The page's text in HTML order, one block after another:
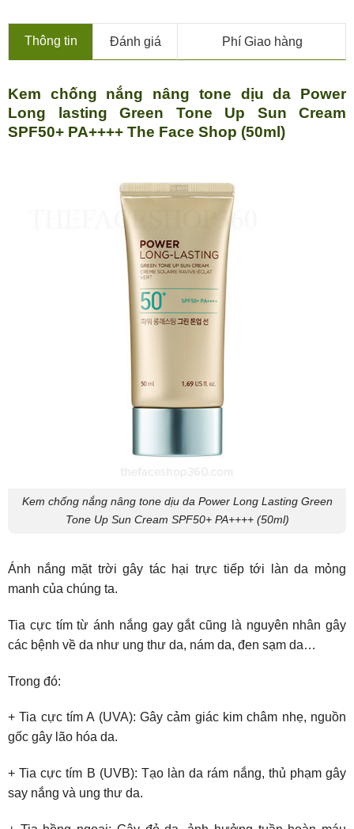
439.000 ₫.
459.000 ₫.
Thông tin Đánh giá Phí Giao hàng
Kem chống nắng nâng tone dịu da Power
Long lasting Green Tone Up Sun Cream
SPF50+ PA++++ The Face Shop (50ml)
Kem chống nắng nâng tone dịu da Power Long Lasting Green
Tone Up Sun Cream SPF50+ PA++++ (50ml)
Ánh nắng mặt trời gây tác hại trực tiếp tới làn da mỏng
manh của chúng ta.
Tia cực tím từ ánh nắng gay gắt cũng là nguyên nhân gây
các bệnh về da như ung thư da, nám da, đen sạm da…
Trong đó:
+ Tia cực tím A (UVA): Gây cảm giác kim châm nhẹ, nguồn
gốc gây lão hóa da.
+ Tia cực tím B (UVB): Tạo làn da rám nắng, thủ phạm gây
say nắng và ung thư da.